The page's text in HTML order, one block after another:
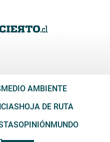
MEDIO AMBIENTE
HOJA DE RUTA
OPINIÓNMUNDO